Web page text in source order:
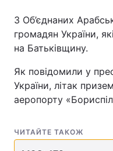
З Об’єднаних
громадян України,
на Батьківщину.
Як повідомили у
України, літак
аеропорту
ЧИТАЙТЕ ТАКОЖ